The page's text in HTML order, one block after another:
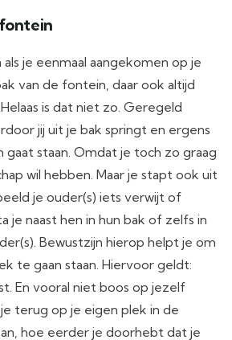
je eenmaal aangekomen op je
van de fontein, daar ook altijd
is dat niet zo. Geregeld
jij uit je bak springt en ergens
gaat staan. Omdat je toch zo graag
wil hebben. Maar je stapt ook uit
je ouder(s) iets verwijt of
je naast hen in hun bak of zelfs in
Bewustzijn hierop helpt je om
te gaan staan. Hiervoor geldt:
En vooral niet boos op jezelf
terug op je eigen plek in de
hoe eerder je doorhebt dat je